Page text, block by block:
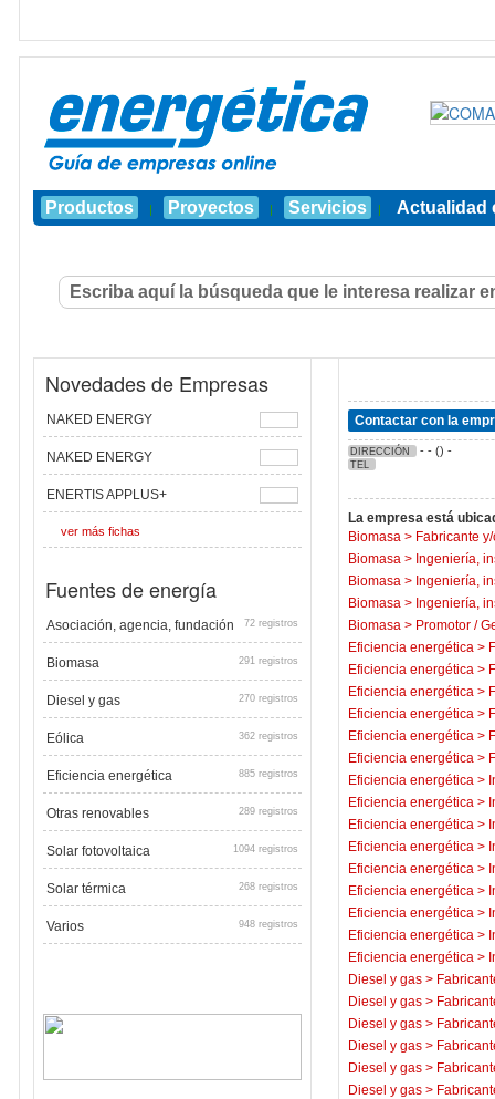
Productos | Proyectos | Servicios | Actualidad
Novedades de Empresas
NAKED ENERGY
NAKED ENERGY
ENERTIS APPLUS+
ver más fichas
Fuentes de energía
Asociación, agencia, fundación 72 registros
Biomasa 291 registros
Diesel y gas 270 registros
Eólica 362 registros
Eficiencia energética 885 registros
Otras renovables 289 registros
Solar fotovoltaica 1094 registros
Solar térmica 268 registros
Varios 948 registros
Contactar con la
DIRECCIÓN - - () -
TEL
La empresa está
Biomasa > Fabricante
Biomasa > Ingeniería,
Biomasa > Ingeniería,
Biomasa > Ingeniería,
Biomasa > Promotor /
Eficiencia energética >
Eficiencia energética >
Eficiencia energética >
Eficiencia energética >
Eficiencia energética >
Eficiencia energética >
Eficiencia energética >
Eficiencia energética >
Eficiencia energética >
Eficiencia energética >
Eficiencia energética >
Eficiencia energética >
Eficiencia energética >
Eficiencia energética >
Eficiencia energética >
Diesel y gas >
Diesel y gas >
Diesel y gas >
Diesel y gas >
Diesel y gas >
Diesel y gas >